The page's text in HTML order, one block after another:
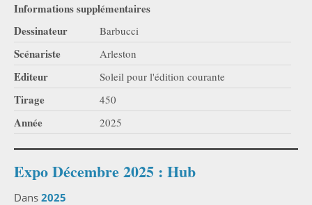
Informations supplémentaires
Dessinateur
Barbucci
Scénariste Arleston
Editeur Soleil pour l'édition courante
Tirage 450
Année 2025
Expo Décembre 2025 : Hub
Dans 2025